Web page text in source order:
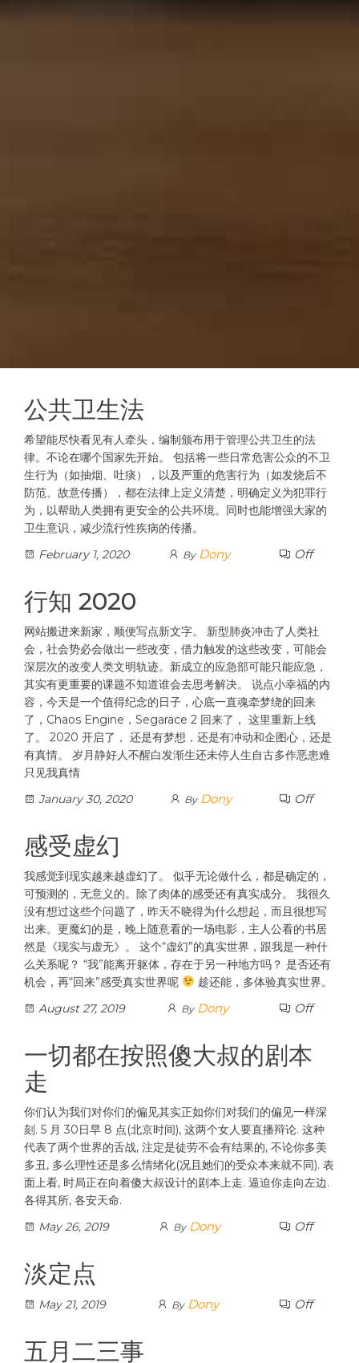
公共卫生法
希望能尽快看见有人牵头，编制颁布用于管理公共卫生的法
律。不论在哪个国家先开始。 包括将一些日常危害公众的不卫
生行为（如抽烟、吐痰），以及严重的危害行为（如发烧后不
防范、故意传播），都在法律上定义清楚，明确定义为犯罪行
为，以帮助人类拥有更安全的公共环境。同时也能增强大家的
卫生意识，减少流行性疾病的传播。
February 1, 2020
By Dony Off
行知 2020
网站搬进来新家，顺便写点新文字。 新型肺炎冲击了人类社
会，社会势必会做出一些改变，借力触发的这些改变，可能会
深层次的改变人类文明轨迹。新成立的应急部可能只能应急，
其实有更重要的课题不知道谁会去思考解决。 说点小幸福的内
容，今天是一个值得纪念的日子，心底一直魂牵梦绕的回来
了，Chaos Engine，Segarace 2 回来了， 这里重新上线
了。 2020 开启了， 还是有梦想，还是有冲动和企图心，还是
有真情。 岁月静好人不醒白发渐生还未停人生自古多作恶患难
只见我真情
January 30, 2020
By Dony Off
感受虚幻
我感觉到现实越来越虚幻了。 似乎无论做什么，都是确定的，
可预测的，无意义的。除了肉体的感受还有真实成分。 我很久
没有想过这些个问题了，昨天不晓得为什么想起，而且很想写
出来。更魔幻的是，晚上随意看的一场电影，主人公看的书居
然是《现实与虚无》。 这个“虚幻”的真实世界，跟我是一种什
么关系呢？ “我”能离开躯体，存在于另一种地方吗？ 是否还有
机会，再“回来”感受真实世界呢
趁还能，多体验真实世界。
August 27, 2019
By Dony Off
一切都在按照傻大叔的剧本
走
你们认为我们对你们的偏见其实正如你们对我们的偏见一样深
刻. 5 月 30日早 8 点(北京时间), 这两个女人要直播辩论. 这种
代表了两个世界的舌战, 注定是徒劳不会有结果的, 不论你多美
多丑, 多么理性还是多么情绪化(况且她们的受众本来就不同). 表
面上看, 时局正在向着傻大叔设计的剧本上走. 逼迫你走向左边.
各得其所, 各安天命.
May 26, 2019
By Dony Off
淡定点
May 21, 2019 By Dony Off
五月二三事